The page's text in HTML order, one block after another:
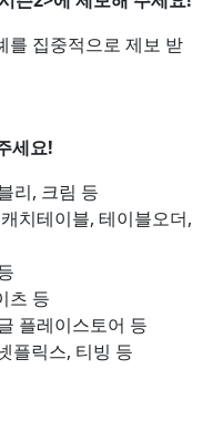
를 집중적으로 제보 받
세요!
리, 크림 등
치테이블, 테이블오더,
츠 등
플레이스토어 등
플릭스, 티빙 등